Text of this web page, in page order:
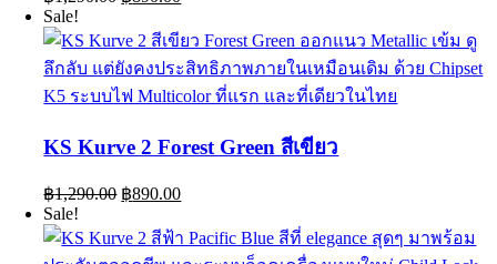
was:
฿1,290.00.
is:
฿890.00.
Sale!
KS Kurve 2 Forest Green สีเขียว
฿1,290.00 Original
was:
฿1,290.00.
฿890.00Current
is:
฿890.00.
Sale!